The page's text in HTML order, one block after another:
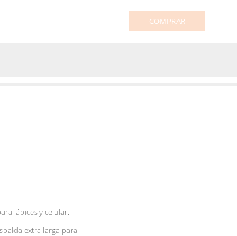
COMPRAR
lápices y celular.
extra larga para